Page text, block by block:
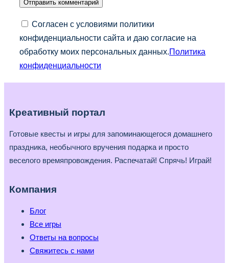
Согласен с условиями политики
конфиденциальности сайта и даю согласие на
обработку моих персональных данных. Политика
конфиденциальности
Креативный портал
Готовые квесты и игры для запоминающегося домашнего
праздника, необычного вручения подарка и просто
веселого времяпровождения. Распечатай! Спрячь! Играй!
Компания
Блог
Все игры
Ответы на вопросы
Свяжитесь с нами